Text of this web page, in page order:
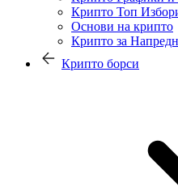
Крипто Топ
Основи на крипто
Крипто за
Крипто борси